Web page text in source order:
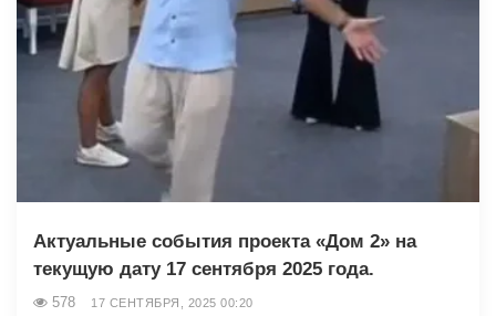
Актуальные события проекта «Дом 2» на
текущую дату 17 сентября 2025 года.
578 17 СЕНТЯБРЯ, 2025 00:20